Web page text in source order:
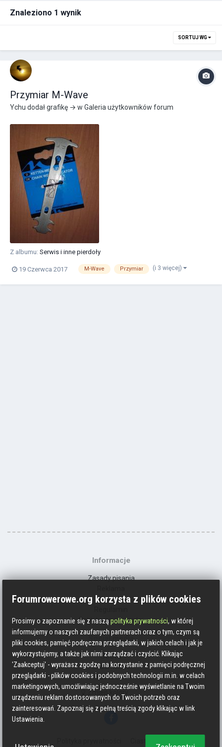
Znaleziono 1 wynik
SORTUJ WG
Przymiar M-Wave
Ychu dodał grafikę → w Galeria użytkowników forum
Z albumu: Serwis i inne pierdoły
19 Czerwca 2017 M-Wave Przymiar (i 3 więcej)
Informacje
Zasady pisania
Kontakt
Polityka prywatności
Social media
Strava
Endomondo
Facebook
Zmień kolory
Forumrowerowe.org korzysta z plików cookies
Prosimy o zapoznanie się z nasząpolityka prywatności, w której
informujemy o naszych zaufanych partnerach oraz o tym, czym są
pliki cookies, pamięć podręczna przeglądarki, w jakich celach i jak je
wykorzystujemy, a także jak nimi zarządzać i czyścić. Klikając
'Zaakceptuj' - wyrażasz zgodzę na korzystanie z pamięci podręcznej
przeglądarki - plików cookies i podobnych technologii m.in. w celach
marketingowych, umożliwiając jednocześnie wyświetlanie na Twoim
urządzeniu reklam dostosowanych do Twoich potrzeb oraz
zainteresowań. Zapoznaj się z pełną treścią zgody klikając w link
Ustawienia.